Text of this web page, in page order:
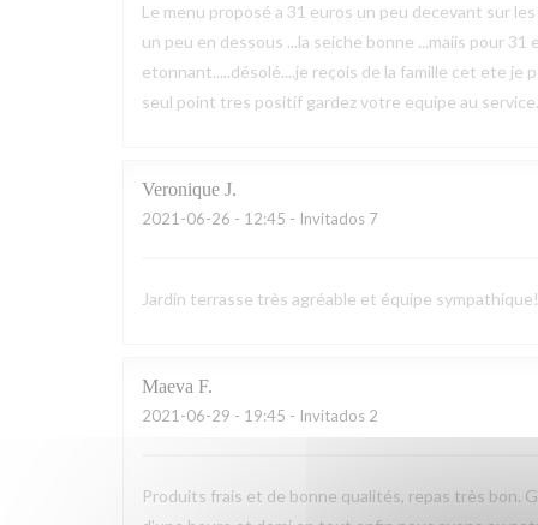
Le menu proposé a 31 euros un peu decevant sur
un peu en dessous ...la seiche bonne ...maiis pour
etonnant.....désolé....je reçois de la famille cet ete je
seul point tres positif gardez votre equipe au
Veronique J
2021-06-26 - 12:45 - Invitados 7
Jardin terrasse très agréable et équipe
Maeva F
2021-06-29 - 19:45 - Invitados 2
Produits frais et de bonne qualités, repas très bon.